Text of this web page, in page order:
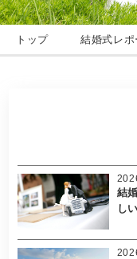
トップ 結婚式レポ
結
し